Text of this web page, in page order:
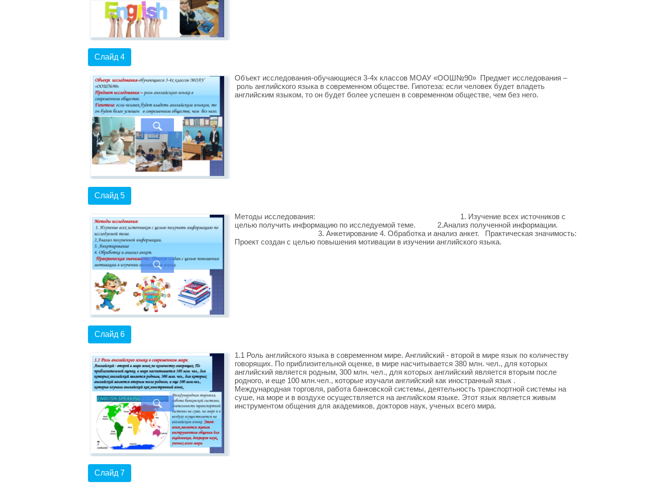
Слайд 4
Объект исследования-обучающиеся 3-4х классов МОАУ «ООШ№90» Предмет исследования –
роль английского языка в современном обществе. Гипотеза: если человек будет владеть
английским языком, то он будет более успешен в современном обществе, чем без него.
Слайд 5
Методы исследования: 1. Изучение всех источников с
целью получить информацию по исследуемой теме. 2.Анализ полученной информации.
3. Анкетирование 4. Обработка и анализ анкет. Практическая значимость:
Проект создан с целью повышения мотивации в изучении английского языка.
Слайд 6
1.1 Роль английского языка в современном мире. Английский - второй в мире язык по количеству
говорящих. По приблизительной оценке, в мире насчитывается 380 млн. чел., для которых
английский является родным, 300 млн. чел., для которых английский является вторым после
родного, и еще 100 млн.чел., которые изучали английский как иностранный язык .
Международная торговля, работа банковской системы, деятельность транспортной системы на
суше, на море и в воздухе осуществляется на английском языке. Этот язык является живым
инструментом общения для академиков, докторов наук, ученых всего мира.
Слайд 7